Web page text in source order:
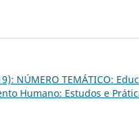
NÚMERO TEMÁTICO:
Humano: Estudos e